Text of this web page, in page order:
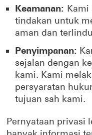
Keamanan: Kami
tindakan untuk
aman dan
Penyimpanan:
sejalan dengan
kami. Kami
persyaratan
tujuan sah kami.
Pernyataan privasi